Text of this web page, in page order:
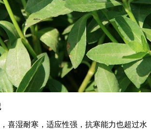
喜湿耐寒，适应性强，抗寒能力也超过水